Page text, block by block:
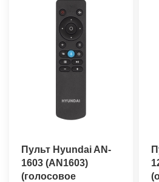
Пульт Hyundai AN-
1603 (AN1603)
(голосовое